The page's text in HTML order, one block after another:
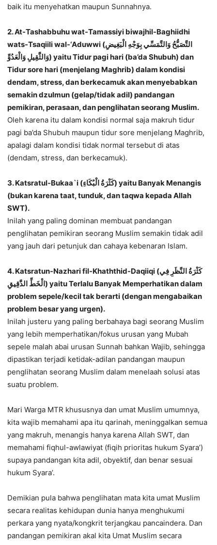
baik itu menyehatkan maupun Sunnahnya.
2. At-Tashabbuhu wat-Tamassiyi biwajhil-Baghiidhi
wats-Tsaqiili wal-‘Aduwwi (التَّصَبُّحُ وَالتَّمَسِّي بِوَجْهِ الْبَغِيضِ
وَالثَّقِيلِ وَالْعَدُوِّ) yaitu Tidur pagi hari (ba’da Shubuh) dan
Tidur sore hari (menjelang Maghrib) dalam kondisi
dendam, stress, dan berkecamuk akan menyebabkan
semakin dzulmun (gelap/tidak adil) pandangan
pemikiran, perasaan, dan penglihatan seorang Muslim.
Oleh karena itu dalam kondisi normal saja makruh tidur
pagi ba’da Shubuh maupun tidur sore menjelang Maghrib,
apalagi dalam kondisi tidak normal tersebut di atas
(dendam, stress, dan berkecamuk).
3. Katsratul-Bukaa`i (كَثْرَةُ الْبُكَاءِ) yaitu Banyak Menangis
(bukan karena taat, tunduk, dan taqwa kepada Allah
SWT).
Inilah yang paling dominan membuat pandangan
penglihatan pemikiran seorang Muslim semakin tidak adil
yang jauh dari petunjuk dan cahaya kebenaran Islam.
4. Katsratun-Nazhari fil-Khaththid-Daqiiqi (كَثْرَةُ النَّظَرِ فِي
الْخَطِّ الدَّقِيقِ) yaitu Terlalu Banyak Memperhatikan dalam
problem sepele/kecil tak berarti (dengan mengabaikan
problem besar yang urgen).
Inilah justeru yang paling berbahaya bagi seorang Muslim
yang lebih memperhatikan/fokus urusan yang Mubah
sepele malah abai urusan Sunnah bahkan Wajib, sehingga
dipastikan terjadi ketidak-adilan pandangan maupun
penglihatan seorang Muslim dalam menelaah solusi atas
suatu problem.
Mari Warga MTR khususnya dan umat Muslim umumnya,
kita wajib memahami apa itu qarinah, meninggalkan semua
yang makruh, menangis hanya karena Allah SWT, dan
memahami fiqhul-awlawiyat (fiqih prioritas hukum Syara’)
supaya pandangan kita adil, obyektif, dan benar sesuai
hukum Syara’.
Demikian pula bahwa penglihatan mata kita umat Muslim
secara realitas kehidupan dunia hanya menghukumi
perkara yang nyata/kongkrit terjangkau pancaindera. Dan
pandangan pemikiran akal kita Umat Muslim secara